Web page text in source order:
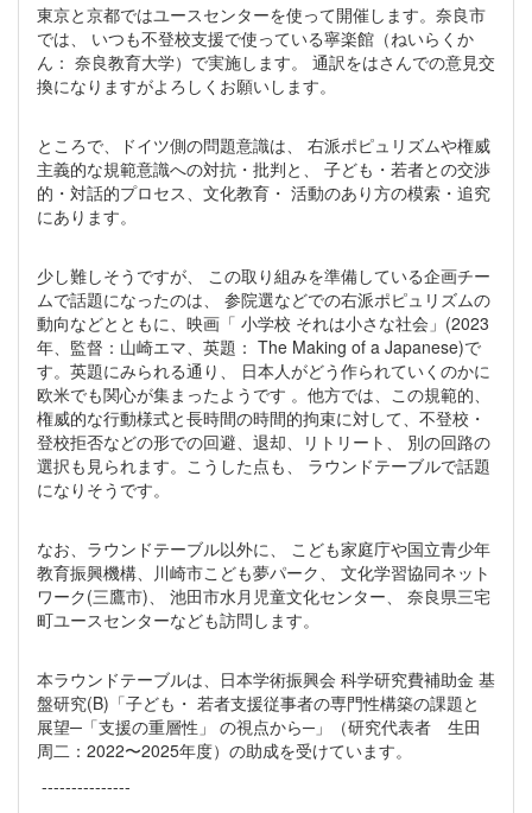
東京と京都ではユースセンターを使って開催します。奈良市
では、 いつも不登校支援で使っている寧楽館（ねいらくか
ん： 奈良教育大学）で実施します。 通訳をはさんでの意見交
換になりますがよろしくお願いします。
ところで、ドイツ側の問題意識は、 右派ポピュリズムや権威
主義的な規範意識への対抗・批判と、 子ども・若者との交渉
的・対話的プロセス、文化教育・ 活動のあり方の模索・追究
にあります。
少し難しそうですが、 この取り組みを準備している企画チー
ムで話題になったのは、 参院選などでの右派ポピュリズムの
動向などとともに、映画「 小学校 それは小さな社会」(2023
年、監督：山崎エマ、英題： The Making of a Japanese)で
す。英題にみられる通り、 日本人がどう作られていくのかに
欧米でも関心が集まったようです 。他方では、この規範的、
権威的な行動様式と長時間の時間的拘束に対して、不登校・
登校拒否などの形での回避、退却、リトリート、 別の回路の
選択も見られます。こうした点も、 ラウンドテーブルで話題
になりそうです。
なお、ラウンドテーブル以外に、 こども家庭庁や国立青少年
教育振興機構、川崎市こども夢パーク、 文化学習協同ネット
ワーク(三鷹市)、 池田市水月児童文化センター、 奈良県三宅
町ユースセンターなども訪問します。
本ラウンドテーブルは、日本学術振興会 科学研究費補助金 基
盤研究(B)「子ども・ 若者支援従事者の専門性構築の課題と
展望─「支援の重層性」 の視点から─」（研究代表者 生田
周二：2022〜2025年度）の助成を受けています。
---------------